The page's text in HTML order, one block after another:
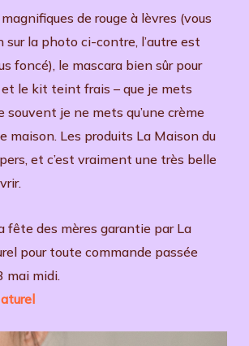
magnifiques de rouge à lèvres (vous
sur la photo ci-contre, l’autre est
foncé), le mascara bien sûr pour
et le kit teint frais – que je mets
souvent je ne mets qu’une crème
maison. Les produits La Maison du
et c’est vraiment une très belle
fête des mères garantie par La
pour toute commande passée
mai midi.